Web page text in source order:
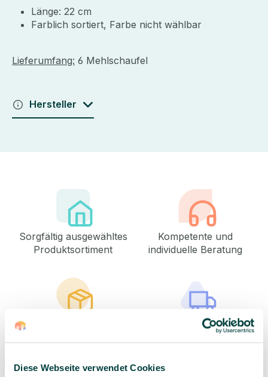
Diese Webseite verwendet Cookies
Länge: 22 cm
Farblich sortiert, Farbe nicht wählbar
Lieferumfang: 6 Mehlschaufel
Hersteller
Sorgfältig ausgewähltes
Produktsortiment
Kompetente und
individuelle Beratung
1-3 Werktage Lieferzeit
bei Versand aus dem